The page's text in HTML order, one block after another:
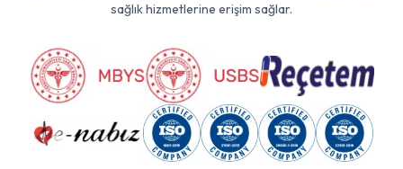
sağlık hizmetlerine erişim sağlar.